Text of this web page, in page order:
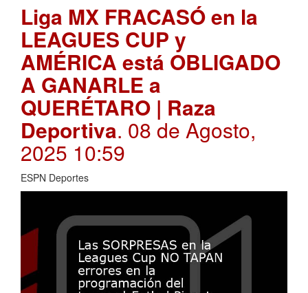
Liga MX FRACASÓ en la
LEAGUES CUP y
AMÉRICA está OBLIGADO
A GANARLE a
QUERÉTARO | Raza
Deportiva. 08 de Agosto,
2025 10:59
ESPN Deportes